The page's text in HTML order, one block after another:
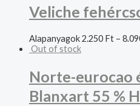
Veliche
Alapanyagok2.250 Ft –
Out of stock
Norte-eurocao
Blanxart 55 %